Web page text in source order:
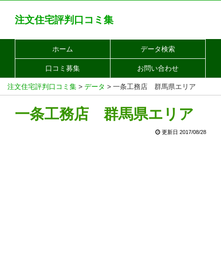
注文住宅評判口コミ集
ホーム データ検索
口コミ募集 お問い合わせ
注文住宅評判口コミ集 > データ > 一条工務店 群馬県エリア
一条工務店 群馬県エリア
更新日 2017/08/28